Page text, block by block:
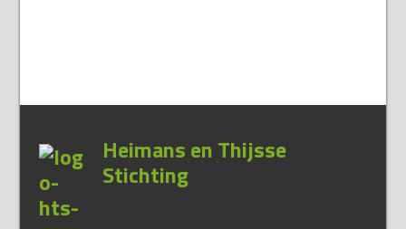
Heimans en Thijsse
Stichting